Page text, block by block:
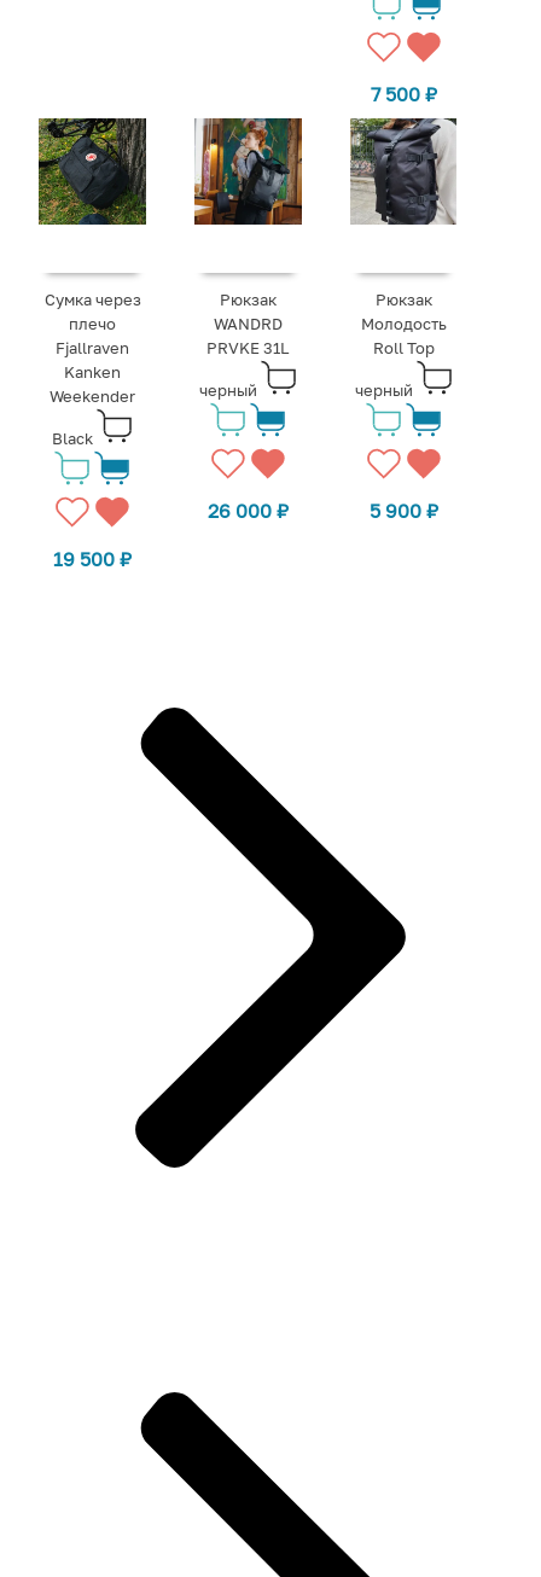
7 500 ₽
Сумка через
плечо
Fjallraven
Kаnken
Weekender
Black
19 500₽
Рюкзак
WANDRD
PRVKE 31L
черный
26 000 ₽
Рюкзак
Молодость
Roll Top
черный
5 900 ₽